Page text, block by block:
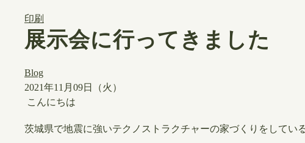
印刷
展示会に行ってきました
Blog
2021年11月09日（火）
こんにちは
茨城県で地震に強いテクノストラクチャーの家づくりをしてい